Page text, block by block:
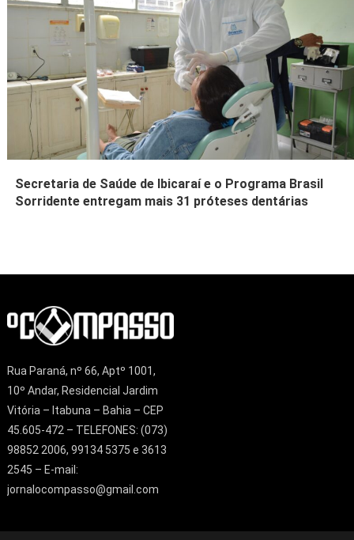
Secretaria de Saúde de Ibicaraí e o Programa Brasil
Sorridente entregam mais 31 próteses dentárias
Rua Paraná, nº 66, Aptº 1001,
10º Andar, Residencial Jardim
Vitória – Itabuna – Bahia – CEP
45.605-472 – TELEFONES: (073)
98852 2006, 99134 5375 e 3613
2545 – E-mail:
jornalocompasso@gmail.com